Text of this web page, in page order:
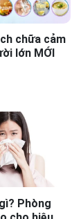
chữa cảm
lớn MỚI
Phòng